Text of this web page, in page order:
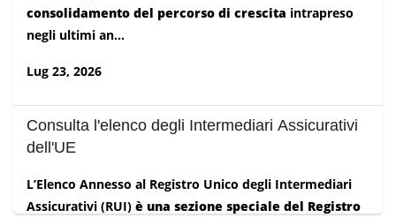
consolidamento del percorso di crescita intrapreso
negli ultimi an...
Lug 23, 2026
Consulta l'elenco degli Intermediari Assicurativi
dell'UE
L’Elenco Annesso al Registro Unico degli Intermediari
Assicurativi (RUI) è una sezione speciale del Registro